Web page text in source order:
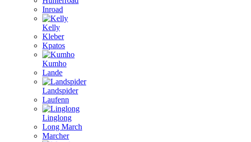
Inroad
Kelly
Kleber
Kpatos
Kumho
Lande
Landspider
Laufenn
Linglong
Long March
Marcher